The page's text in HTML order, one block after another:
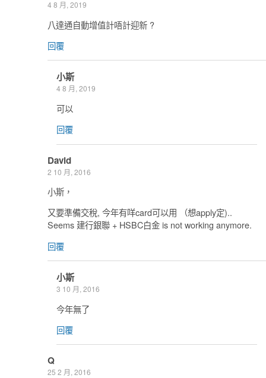
4 8 月, 2019
八達通自動增值計唔計迎新 ?
回覆
小斯
4 8 月, 2019
可以
回覆
David
2 10 月, 2016
小斯，
又要準備交稅, 今年有咩card可以用 （想apply定)..
Seems 建行銀聯 + HSBC白金 is not working anymore.
回覆
小斯
3 10 月, 2016
今年無了
回覆
Q
25 2 月, 2016